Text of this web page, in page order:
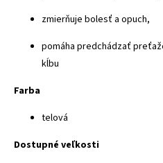
zmierňuje bolesť a opuch,
pomáha predchádzať
kĺbu
Farba
telová
Dostupné veľkosti